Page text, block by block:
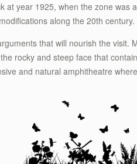
at year 1925, when the zone was
along the 20th century.
that will nourish the visit.
rocky and steep face that
and natural amphitheatre